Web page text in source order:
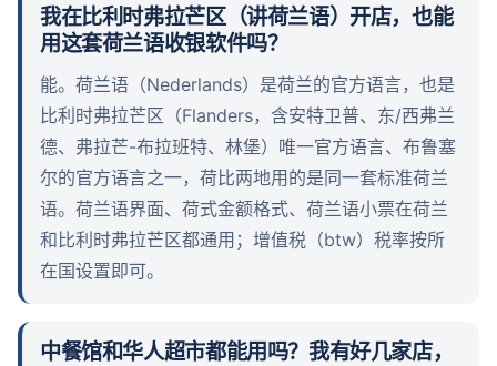
我在比利时弗拉芒区（讲荷兰语）开店，也能
用这套荷兰语收银软件吗？
能。荷兰语（Nederlands）是荷兰的官方语言，也是
比利时弗拉芒区（Flanders，含安特卫普、东/西弗兰
德、弗拉芒-布拉班特、林堡）唯一官方语言、布鲁塞
尔的官方语言之一，荷比两地用的是同一套标准荷兰
语。荷兰语界面、荷式金额格式、荷兰语小票在荷兰
和比利时弗拉芒区都通用；增值税（btw）税率按所
在国设置即可。
中餐馆和华人超市都能用吗？我有好几家店，